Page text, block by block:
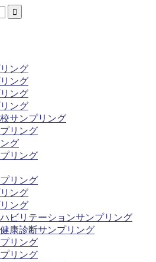
ング
ング
ング
ング
サンプリング
リング
グ
リング
リング
ング
ング
ビリテーションサンプリング
康診断サンプリング
リング
リング